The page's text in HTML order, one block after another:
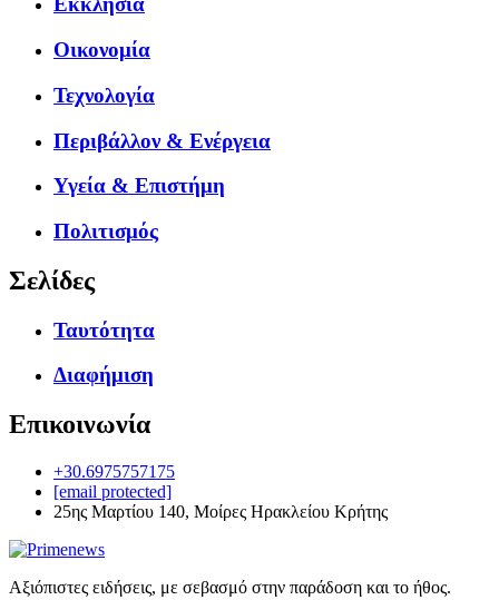
Οικονομία
Τεχνολογία
Περιβάλλον & Ενέργεια
Υγεία & Επιστήμη
Πολιτισμός
Σελίδες
Ταυτότητα
Διαφήμιση
Επικοινωνία
+30.6975757175
[email protected]
25ης Μαρτίου 140, Μοίρες Ηρακλείου Κρήτης
Αξιόπιστες ειδήσεις, με σεβασμό στην παράδοση και το ήθος.